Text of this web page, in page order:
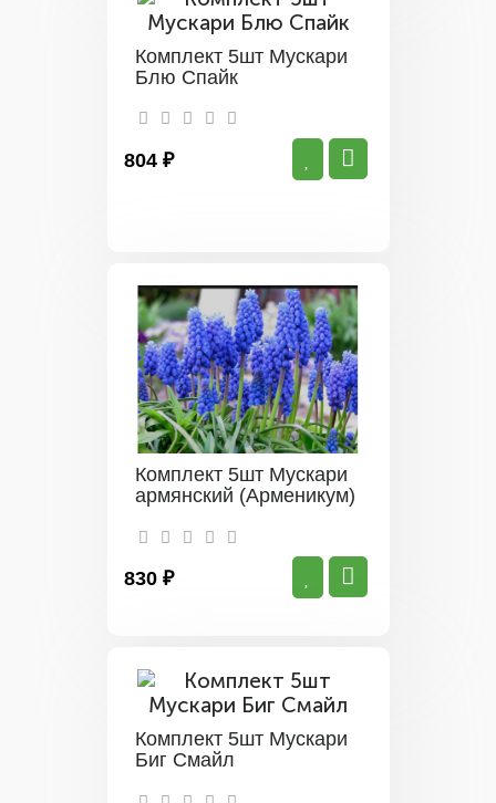
Комплект 5шт Мускари
Блю Спайк
804 ₽
Комплект 5шт Мускари
армянский (Арменикум)
830 ₽
Комплект 5шт Мускари
Биг Смайл